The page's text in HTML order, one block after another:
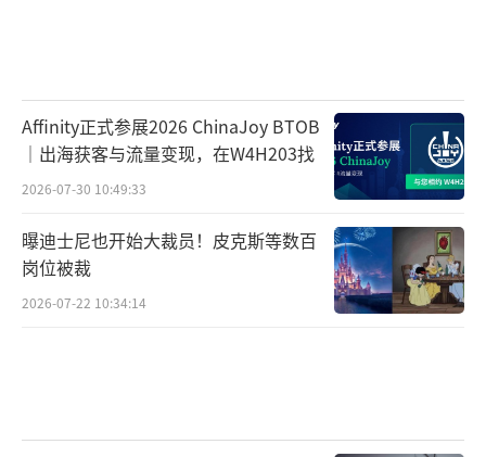
Affinity正式参展2026 ChinaJoy BTOB
｜出海获客与流量变现，在W4H203找
2026-07-30 10:49:33
曝迪士尼也开始大裁员！皮克斯等数百
岗位被裁
2026-07-22 10:34:14